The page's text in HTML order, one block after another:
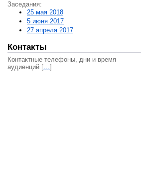
Заседания:
25 мая 2018
5 июня 2017
27 апреля 2017
Контакты
Контактные телефоны, дни и время
аудиенций […]